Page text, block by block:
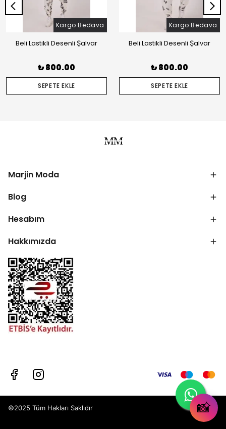
Kargo Bedava
Beli Lastikli Desenli Şalvar
₺ 800.00
SEPETE EKLE
Kargo Bedava
Beli Lastikli Desenli Şalvar
₺ 800.00
SEPETE EKLE
Marjin Moda
Blog
Hesabım
Hakkımızda
©2025 Tüm Hakları Saklıdır 📸